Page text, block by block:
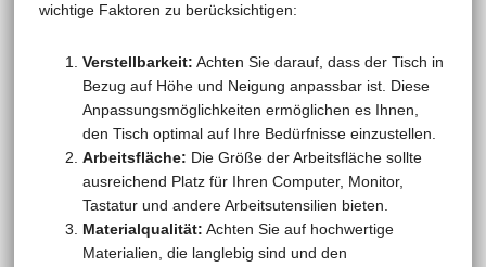
wichtige Faktoren zu berücksichtigen:
Verstellbarkeit: Achten Sie darauf, dass der Tisch in
Bezug auf Höhe und Neigung anpassbar ist. Diese
Anpassungsmöglichkeiten ermöglichen es Ihnen,
den Tisch optimal auf Ihre Bedürfnisse einzustellen.
Arbeitsfläche: Die Größe der Arbeitsfläche sollte
ausreichend Platz für Ihren Computer, Monitor,
Tastatur und andere Arbeitsutensilien bieten.
Materialqualität: Achten Sie auf hochwertige
Materialien, die langlebig sind und den